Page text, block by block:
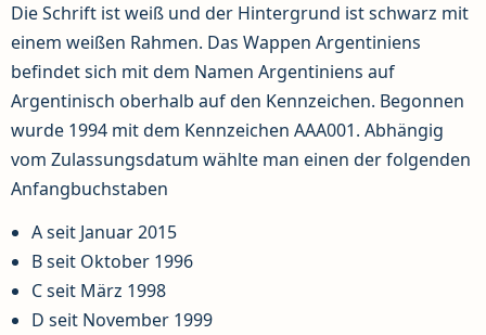
Die Schrift ist weiß und der Hintergrund ist schwarz mit
einem weißen Rahmen. Das Wappen Argentiniens
befindet sich mit dem Namen Argentiniens auf
Argentinisch oberhalb auf den Kennzeichen. Begonnen
wurde 1994 mit dem Kennzeichen AAA001. Abhängig
vom Zulassungsdatum wählte man einen der folgenden
Anfangbuchstaben
A seit Januar 2015
B seit Oktober 1996
C seit März 1998
D seit November 1999